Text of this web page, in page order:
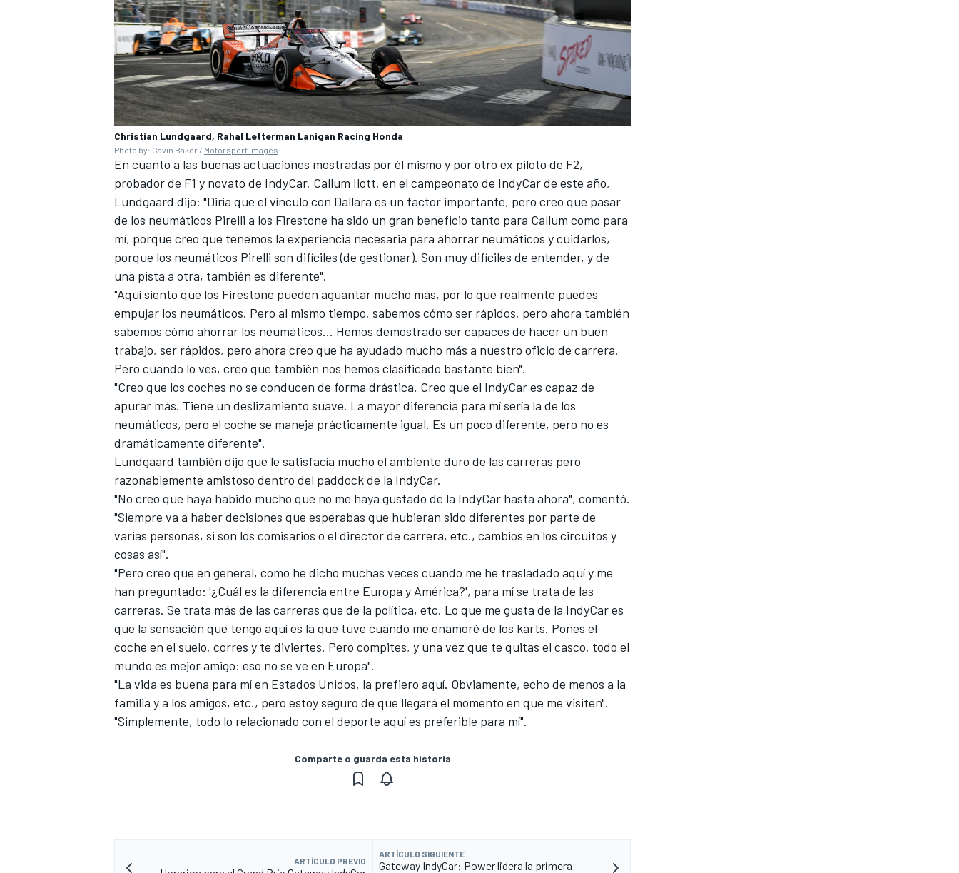
MÁS CATEGORÍAS
Christian Lundgaard, Rahal Letterman Lanigan Racing Honda
Photo by: Gavin Baker / Motorsport Images
En cuanto a las buenas actuaciones mostradas por él mismo y por otro ex piloto de F2,
probador de F1 y novato de IndyCar, Callum Ilott, en el campeonato de IndyCar de este año,
Lundgaard dijo: "Diría que el vínculo con Dallara es un factor importante, pero creo que pasar
de los neumáticos Pirelli a los Firestone ha sido un gran beneficio tanto para Callum como para
mí, porque creo que tenemos la experiencia necesaria para ahorrar neumáticos y cuidarlos,
porque los neumáticos Pirelli son difíciles (de gestionar). Son muy difíciles de entender, y de
una pista a otra, también es diferente".
"Aquí siento que los Firestone pueden aguantar mucho más, por lo que realmente puedes
empujar los neumáticos. Pero al mismo tiempo, sabemos cómo ser rápidos, pero ahora también
sabemos cómo ahorrar los neumáticos... Hemos demostrado ser capaces de hacer un buen
trabajo, ser rápidos, pero ahora creo que ha ayudado mucho más a nuestro oficio de carrera.
Pero cuando lo ves, creo que también nos hemos clasificado bastante bien".
"Creo que los coches no se conducen de forma drástica. Creo que el IndyCar es capaz de
apurar más. Tiene un deslizamiento suave. La mayor diferencia para mí sería la de los
neumáticos, pero el coche se maneja prácticamente igual. Es un poco diferente, pero no es
dramáticamente diferente".
Lundgaard también dijo que le satisfacía mucho el ambiente duro de las carreras pero
razonablemente amistoso dentro del paddock de la IndyCar.
"No creo que haya habido mucho que no me haya gustado de la IndyCar hasta ahora", comentó.
"Siempre va a haber decisiones que esperabas que hubieran sido diferentes por parte de
varias personas, si son los comisarios o el director de carrera, etc., cambios en los circuitos y
cosas así".
"Pero creo que en general, como he dicho muchas veces cuando me he trasladado aquí y me
han preguntado: '¿Cuál es la diferencia entre Europa y América?', para mí se trata de las
carreras. Se trata más de las carreras que de la política, etc. Lo que me gusta de la IndyCar es
que la sensación que tengo aquí es la que tuve cuando me enamoré de los karts. Pones el
coche en el suelo, corres y te diviertes. Pero compites, y una vez que te quitas el casco, todo el
mundo es mejor amigo: eso no se ve en Europa".
"La vida es buena para mí en Estados Unidos, la prefiero aquí. Obviamente, echo de menos a la
familia y a los amigos, etc., pero estoy seguro de que llegará el momento en que me visiten".
"Simplemente, todo lo relacionado con el deporte aquí es preferible para mí".
Comparte o guarda esta historia
ARTÍCULO PREVIO
ARTÍCULO SIGUIENTE
Gateway IndyCar: Power lidera la primera